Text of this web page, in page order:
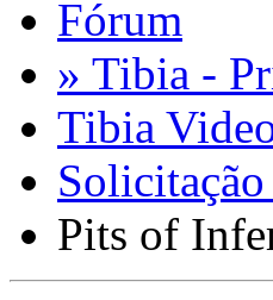
Fórum
» Tibia -
Tibia
Pits of